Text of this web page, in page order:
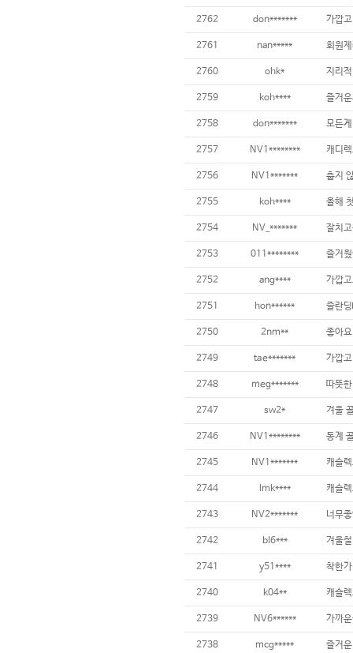
2762 don******* 가깝
2761 nan***** 회원
2760 ohk* 지리
2759 koh**** 즐거
2758 don******* 모든
2757 NV1******** 캐디
2756 NV1******* 춥지
2755 koh**** 올해
2754 NV_******* 잘치
2753 011******** 즐거
2752 ang**** 가깝
2751 hon****** 즐란딩
2750 2nm** 좋아요
2749 tae*******
2748 meg*******
2747 sw2* 겨울
2746 NV1******** 동계
2745 NV1******* 캐슬
2744 lmk**** 캐슬
2743 NV2******* 너무
2742 bl6*** 겨울
2741 y51**** 착한
2740 k04** 캐슬
2739 NV6****** 가까
2738 mcg***** 즐거